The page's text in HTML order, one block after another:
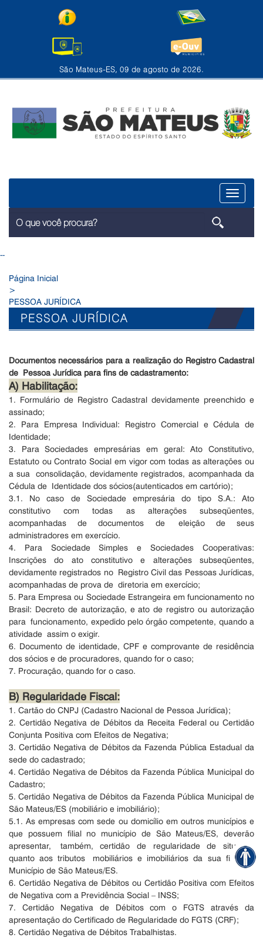
São Mateus-ES, 09 de agosto de 2026.
Menu
--
Página Inicial
>
PESSOA JURÍDICA
PESSOA JURÍDICA
Documentos necessários para a realização do Registro Cadastral
de Pessoa Jurídica para fins de cadastramento:
A) Habilitação:
1. Formulário de Registro Cadastral devidamente preenchido e
assinado;
2. Para Empresa Individual: Registro Comercial e Cédula de
Identidade;
3. Para Sociedades empresárias em geral: Ato Constitutivo,
Estatuto ouContrato Social em vigor com todas as alterações ou
a sua consolidação, devidamente registrados, acompanhada da
Cédula de Identidade dos sócios(autenticados em cartório);
3.1. No caso de Sociedade empresária do tipo S.A.: Ato
constitutivo comtodas as alterações subseqüentes,
acompanhadas de documentos de eleição de seus
administradores em exercício.
4. Para Sociedade Simples e Sociedades Cooperativas:
Inscrições do ato constitutivo e alterações subseqüentes,
devidamente registrados no Registro Civil das Pessoas Jurídicas,
acompanhadas de prova de diretoria em exercício;
5. Para Empresa ou Sociedade Estrangeira em funcionamento no
Brasil: Decreto de autorização, e ato de registro ou autorização
para funcionamento, expedido pelo órgão competente, quando a
atividade assim o exigir.
6. Documento de identidade, CPF e comprovante de residência
dos sócios e de procuradores, quando for o caso;
7. Procuração, quando for o caso.
B) Regularidade Fiscal:
1. Cartão do CNPJ (Cadastro Nacional de Pessoa Jurídica);
2. Certidão Negativa de Débitos da Receita Federal ou Certidão
Conjunta Positiva com Efeitos de Negativa;
3. Certidão Negativa de Débitos da Fazenda Pública Estadual da
sede do cadastrado;
4. Certidão Negativa de Débitos da Fazenda Pública Municipal do
Cadastro;
5. Certidão Negativa de Débitos da Fazenda Pública Municipal de
São Mateus/ES (mobiliário e imobiliário);
5.1. As empresas com sede ou domicílio em outros municípios e
que possuem filial no município de São Mateus/ES, deverão
apresentar, também, certidão de regularidade de situação
quanto aos tributos mobiliários e imobiliários da sua filial no
Município de São Mateus/ES.
6. Certidão Negativa de Débitos ou Certidão Positiva com Efeitos
de Negativa com a Previdência Social – INSS;
7. Certidão Negativa de Débitos com o FGTS através da
apresentação do Certificado de Regularidade do FGTS (CRF);
8. Certidão Negativa de Débitos Trabalhistas.